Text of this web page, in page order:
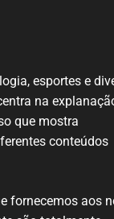
, esportes e
na
que mostra
conteúdos
fornecemos aos